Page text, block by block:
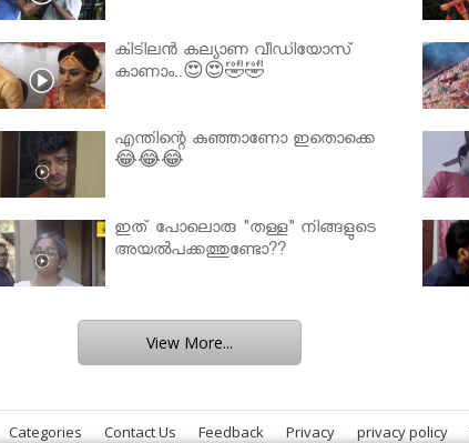
കിടിലൻ കല്യാണ വീഡിയോസ്
കാണാം..😍😍🤣🤣
എന്തിന്റെ കുഞ്ഞാണോ ഇതൊക്കെ
😂😂😂
ഇത് പോലൊരു "തള്ള" നിങ്ങളുടെ
അയല്‍പക്കത്തുണ്ടോ??
View More...
Categories Contact Us Feedback Privacy privacy policy